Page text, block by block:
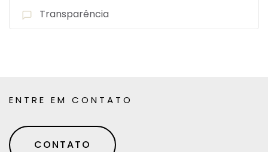
Transparência
ENTRE EM CONTATO
CONTATO